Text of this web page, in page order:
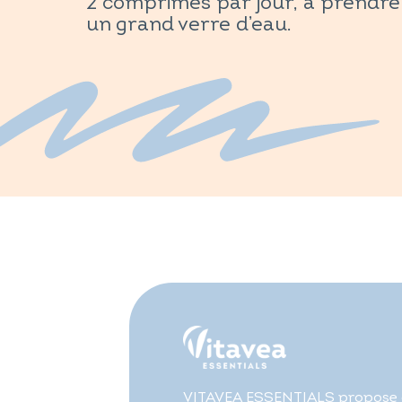
un grand verre d’eau.
VITAVEA ESSENTIALS